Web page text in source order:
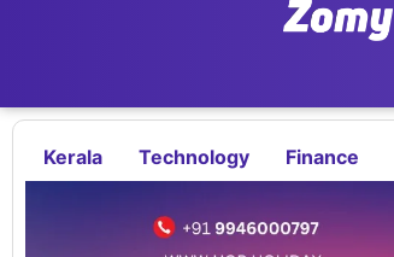
Kerala Technology Finance